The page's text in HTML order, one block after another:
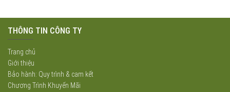
THÔNG TIN CÔNG TY
Trang chủ
Giới thiệu
Bảo hành: Quy trình & cam kết
Chương Trình Khuyến Mãi